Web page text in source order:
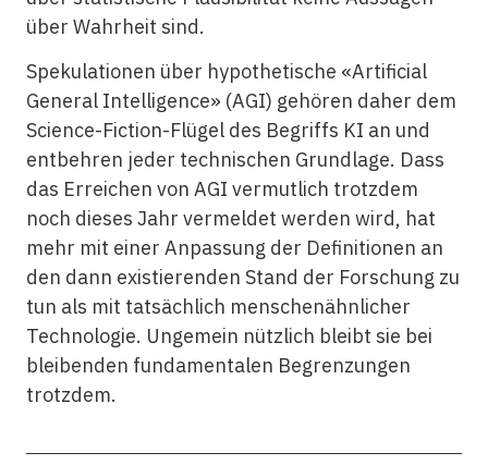
über Wahrheit sind.
Spekulationen über hypothetische «Artificial
General Intelligence» (AGI) gehören daher dem
Science-Fiction-Flügel des Begriffs KI an und
entbehren jeder technischen Grundlage. Dass
das Erreichen von AGI vermutlich trotzdem
noch dieses Jahr vermeldet werden wird, hat
mehr mit einer Anpassung der Definitionen an
den dann existierenden Stand der Forschung zu
tun als mit tatsächlich menschenähnlicher
Technologie. Ungemein nützlich bleibt sie bei
bleibenden fundamentalen Begrenzungen
trotzdem.